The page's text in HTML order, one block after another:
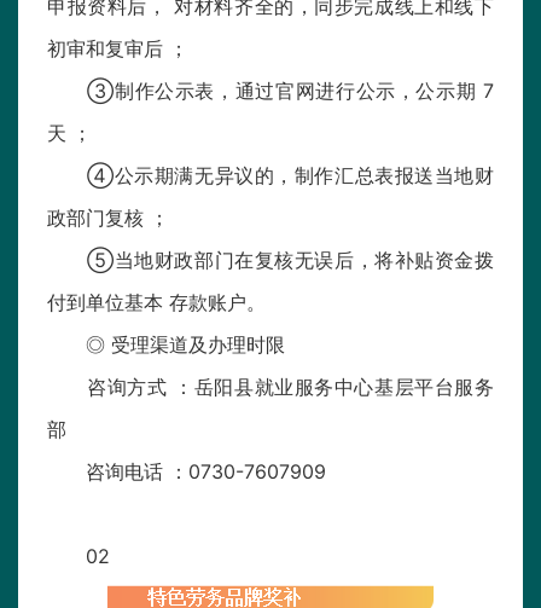
申报资料后， 对材料齐全的，同步完成线上和线下
初审和复审后 ；
③制作公示表，通过官网进行公示，公示期 7
天 ；
④公示期满无异议的，制作汇总表报送当地财
政部门复核 ；
⑤当地财政部门在复核无误后，将补贴资金拨
付到单位基本 存款账户。
◎ 受理渠道及办理时限
咨询方式 ：岳阳县就业服务中心基层平台服务
部
咨询电话 ：0730-7607909
02